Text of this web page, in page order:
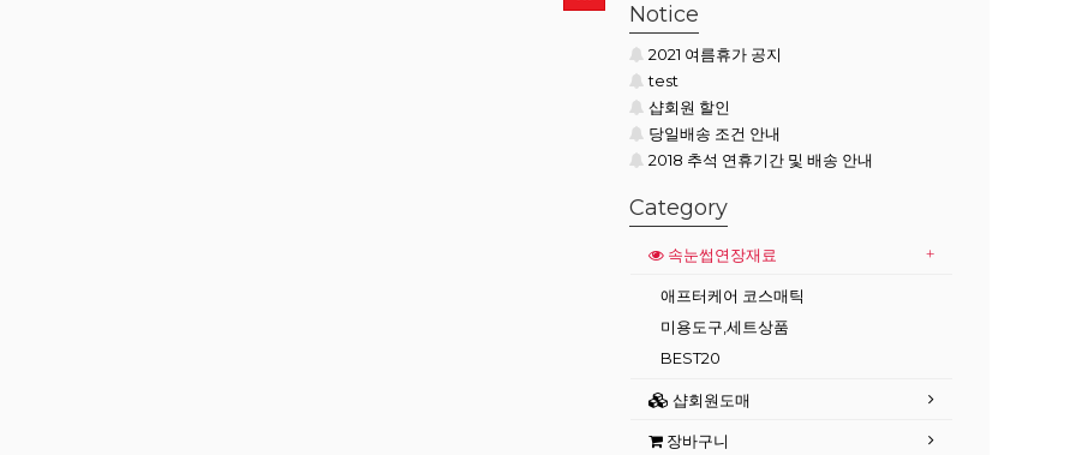
쇼핑몰현황/기타 > 배너관리에서
배너를 등록해 주세요.
Notice
2021 여름휴가 공지
test
샵회원 할인
당일배송 조건 안내
2018 추석 연휴기간 및 배송 안내
Category
속눈썹연장재료
애프터케어 코스매틱
미용도구,세트상품
BEST20
샵회원도매
장바구니